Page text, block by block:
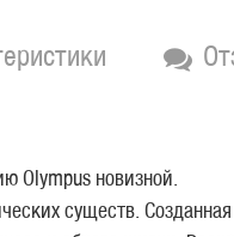
Olympus новизной.
существ.